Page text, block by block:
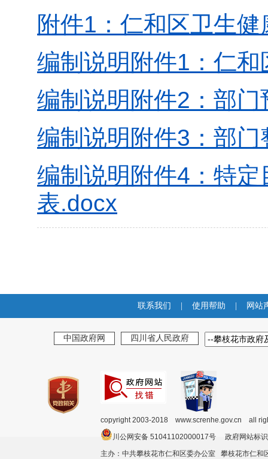
附件1：仁和区卫生
编制说明附件1：仁
编制说明附件2：部
编制说明附件3：部
编制说明附件4：特
表.docx
联系我们 使用帮助 网站
中国政府网 四川省人民政府
copyright 2003-2018 www.screnhe.gov.cn all
川公网安备 51041102000017号 政府网站
主办：中共攀枝花市仁和区委办公室 攀枝花市仁